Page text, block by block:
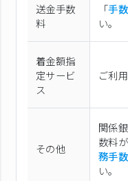
送金手数
料
「手
い。
着金額指
定サービ
ス
ご利
その他
関係
数料
務手
い。